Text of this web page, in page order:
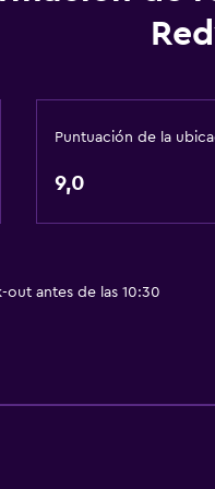
Puntuación de la
9,0
antes de las 10:30